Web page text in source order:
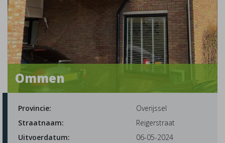
Ommen
Provincie:
Overijssel
Straatnaam:
Reigerstraat
Uitvoerdatum:
06-05-2024